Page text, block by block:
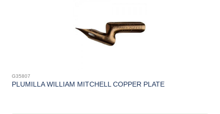
G35807
PLUMILLA WILLIAM MITCHELL COPPER PLATE